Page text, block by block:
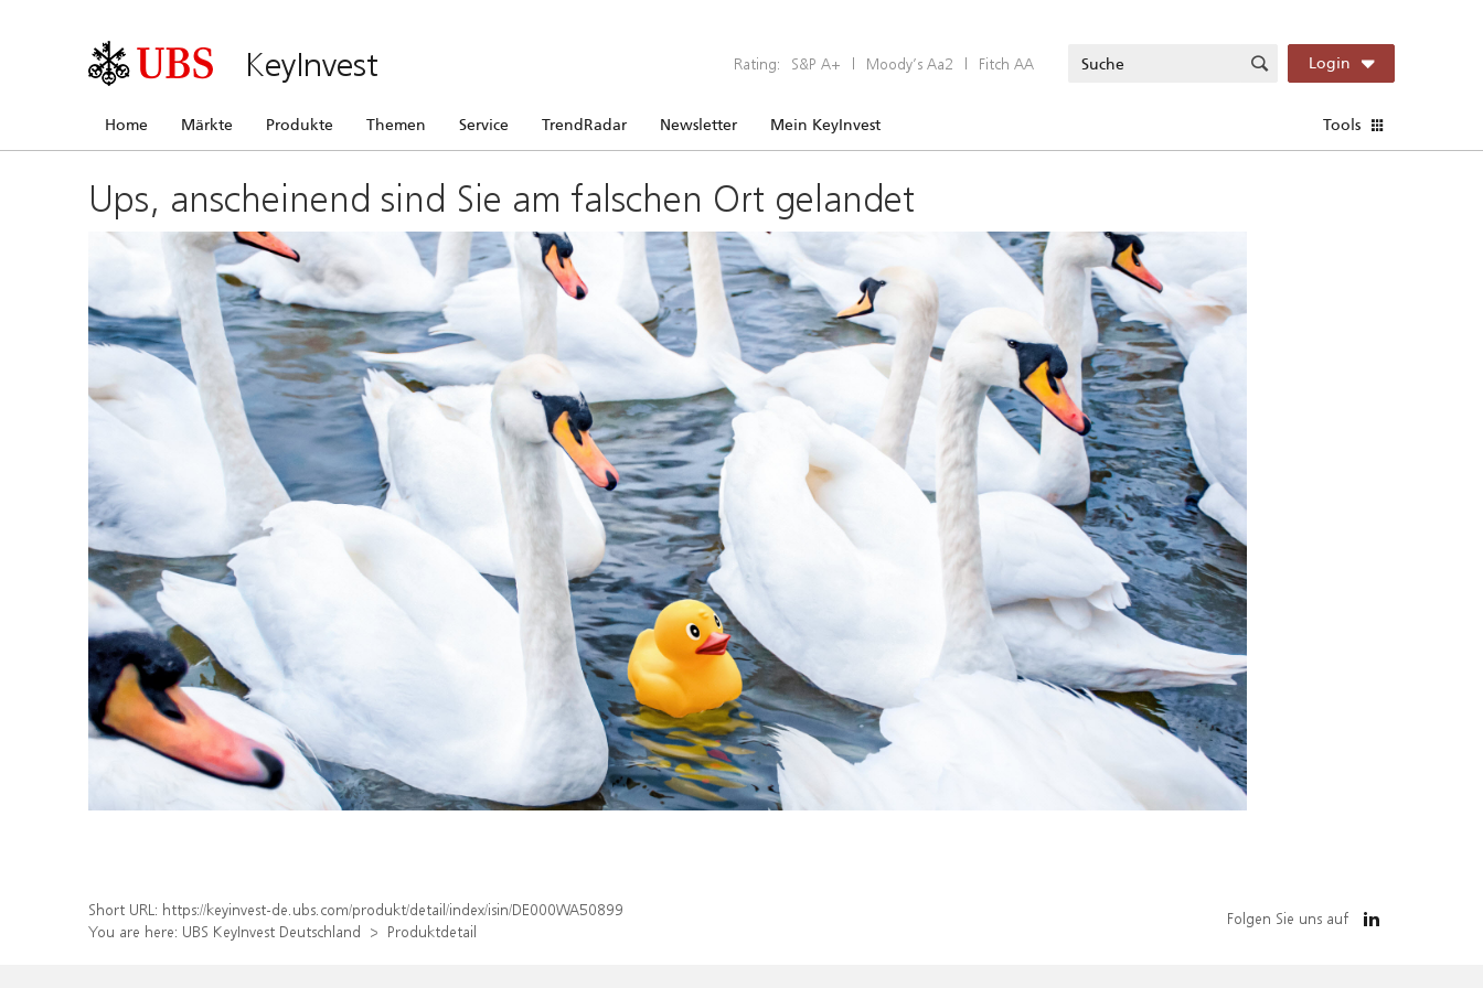
KeyInvest Rating: S&P A+ | Moody’s Aa2 | Fitch AA Login
Home Märkte Produkte Themen Service TrendRadar Newsletter Mein KeyInvest Tools
Ups, anscheinend sind Sie am falschen Ort gelandet
Short URL: https://keyinvest-de.ubs.com/produkt/detail/index/isin/DE000WA50899
You are here: UBS KeyInvest Deutschland Produktdetail
Folgen Sie uns auf